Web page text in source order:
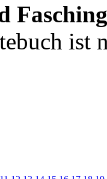
Fasching
ist